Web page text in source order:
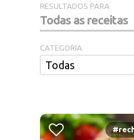
RESULTADOS PARA
CATEGORIA